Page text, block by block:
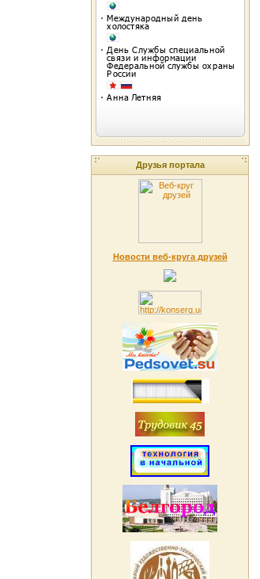
Друзья портала
Новости веб-круга друзей